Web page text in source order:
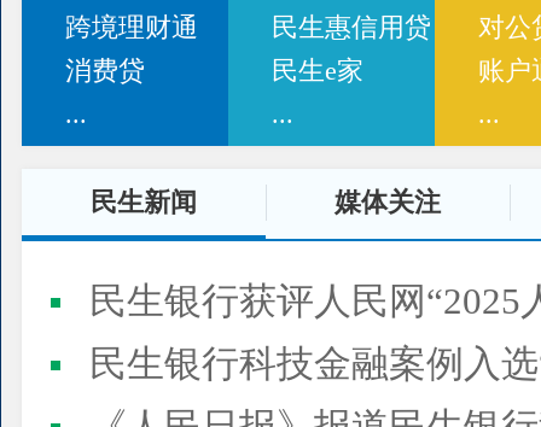
跨境理财通
消费贷
...
民生惠信用贷
民生e家
...
对公
账户
...
民生新闻 媒体关注
民生银行获评人民网“2025
民生银行科技金融案例入选“2025人民